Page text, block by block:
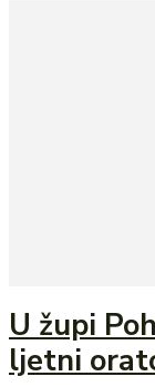
U župi
ljetni